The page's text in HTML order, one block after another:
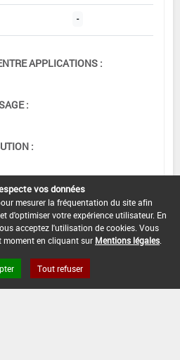
-
APPLICATIONS :
:
:
: vos données
mesurer la fréquentation du site afin
d'optimiser votre expérience utilisateur. En
acceptez l'utilisation de cookies. Vous
en cliquant sur Mentions légales
Tout refuser